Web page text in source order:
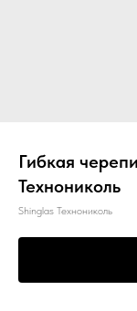
Гибкая
Технониколь
Shinglas Технониколь